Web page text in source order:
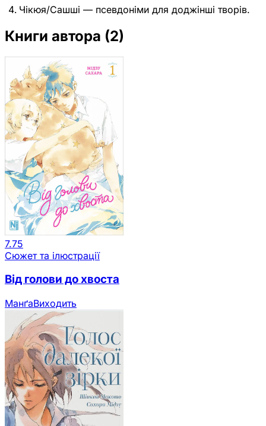
Чікюя/Сашші — псевдоніми для доджінші творів.
Книги автора (2)
7.75
Сюжет та ілюстрації
Від голови до хвоста
МанґаВиходить